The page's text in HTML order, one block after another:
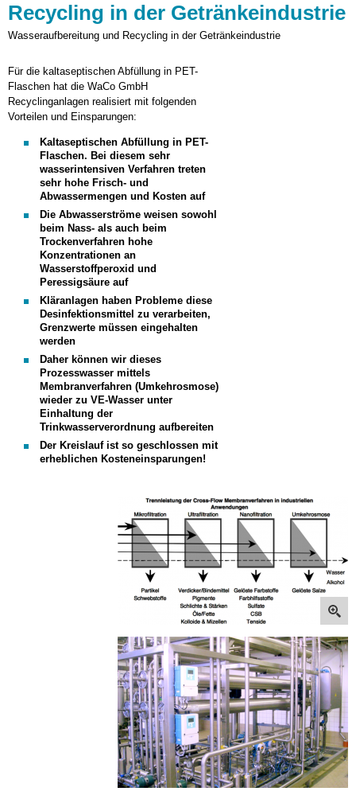
Recycling in der Getränkeindustrie
Wasseraufbereitung und Recycling in der Getränkeindustrie
Für die kaltaseptischen Abfüllung in PET-
Flaschen hat die WaCo GmbH
Recyclinganlagen realisiert mit folgenden
Vorteilen und Einsparungen:
Kaltaseptischen Abfüllung in PET-
Flaschen. Bei diesem sehr
wasserintensiven Verfahren treten
sehr hohe Frisch- und
Abwassermengen und Kosten auf
Die Abwasserströme weisen sowohl
beim Nass- als auch beim
Trockenverfahren hohe
Konzentrationen an
Wasserstoffperoxid und
Peressigsäure auf
Kläranlagen haben Probleme diese
Desinfektionsmittel zu verarbeiten,
Grenzwerte müssen eingehalten
werden
Daher können wir dieses
Prozesswasser mittels
Membranverfahren (Umkehrosmose)
wieder zu VE-Wasser unter
Einhaltung der
Trinkwasserverordnung aufbereiten
Der Kreislauf ist so geschlossen mit
erheblichen Kosteneinsparungen!